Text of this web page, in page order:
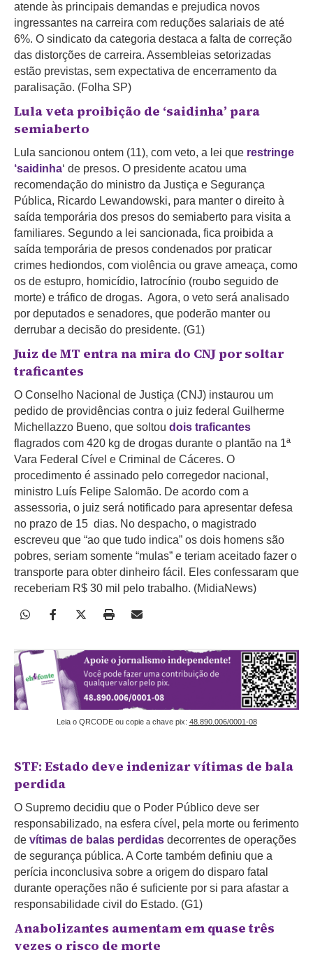
atende às principais demandas e prejudica novos
ingressantes na carreira com reduções salariais de até
6%. O sindicato da categoria destaca a falta de correção
das distorções de carreira. Assembleias setorizadas
estão previstas, sem expectativa de encerramento da
paralisação. (Folha SP)
Lula veta proibição de ‘saidinha’ para
semiaberto
Lula sancionou ontem (11), com veto, a lei que restringe
‘saidinha‘ de presos. O presidente acatou uma
recomendação do ministro da Justiça e Segurança
Pública, Ricardo Lewandowski, para manter o direito à
saída temporária dos presos do semiaberto para visita a
familiares. Segundo a lei sancionada, fica proibida a
saída temporária de presos condenados por praticar
crimes hediondos, com violência ou grave ameaça, como
os de estupro, homicídio, latrocínio (roubo seguido de
morte) e tráfico de drogas. Agora, o veto será analisado
por deputados e senadores, que poderão manter ou
derrubar a decisão do presidente. (G1)
Juiz de MT entra na mira do CNJ por soltar
traficantes
O Conselho Nacional de Justiça (CNJ) instaurou um
pedido de providências contra o juiz federal Guilherme
Michellazzo Bueno, que soltou dois traficantes
flagrados com 420 kg de drogas durante o plantão na 1ª
Vara Federal Cível e Criminal de Cáceres. O
procedimento é assinado pelo corregedor nacional,
ministro Luís Felipe Salomão. De acordo com a
assessoria, o juiz será notificado para apresentar defesa
no prazo de 15 dias. No despacho, o magistrado
escreveu que “ao que tudo indica” os dois homens são
pobres, seriam somente “mulas” e teriam aceitado fazer o
transporte para obter dinheiro fácil. Eles confessaram que
receberiam R$ 30 mil pelo trabalho. (MidiaNews)
Leia o QRCODE ou copie a chave pix: 48.890.006/0001-08
STF: Estado deve indenizar vítimas de bala
perdida
O Supremo decidiu que o Poder Público deve ser
responsabilizado, na esfera cível, pela morte ou ferimento
de vítimas de balas perdidas decorrentes de operações
de segurança pública. A Corte também definiu que a
perícia inconclusiva sobre a origem do disparo fatal
durante operações não é suficiente por si para afastar a
responsabilidade civil do Estado. (G1)
Anabolizantes aumentam em quase três
vezes o risco de morte